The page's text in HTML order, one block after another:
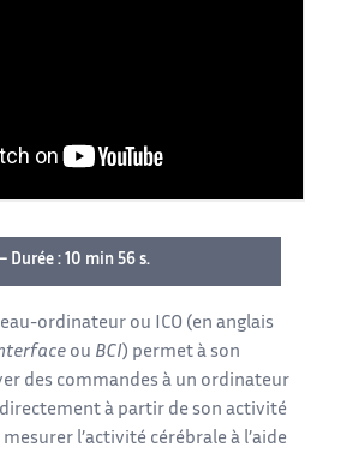
Durée : 10 min 56 s.
ordinateur ou ICO (en anglais
ou BCI) permet à son
des commandes à un ordinateur
à partir de son activité
l’activité cérébrale à l’aide